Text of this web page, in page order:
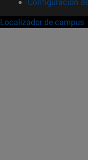
Localizador de campus